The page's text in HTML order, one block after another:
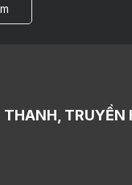
THANH, TRUYỀN